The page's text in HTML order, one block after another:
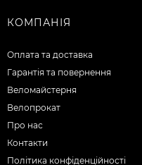
КОМПАНІЯ
Оплата та доставка
Гарантія та повернення
Веломайстерня
Велопрокат
Про нас
Контакти
Політика конфіденційності